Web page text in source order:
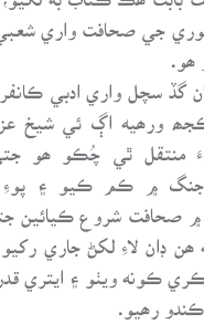
جي صحافت واري
ھو.
۾ اسان گڏ سچل واري ادبي
ورھيه اڳ ئي شيخ عزيز
منتقل ٿي چُڪو ھو
ھن ڊان لاءِ لکڻ جاري
ڪري ڪونه ويٺو ۽ ايتري
رھيو.